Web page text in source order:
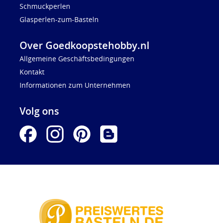
Schmuckperlen
Glasperlen-zum-Basteln
Over Goedkoopstehobby.nl
Allgemeine Geschäftsbedingungen
Kontakt
Informationen zum Unternehmen
Volg ons